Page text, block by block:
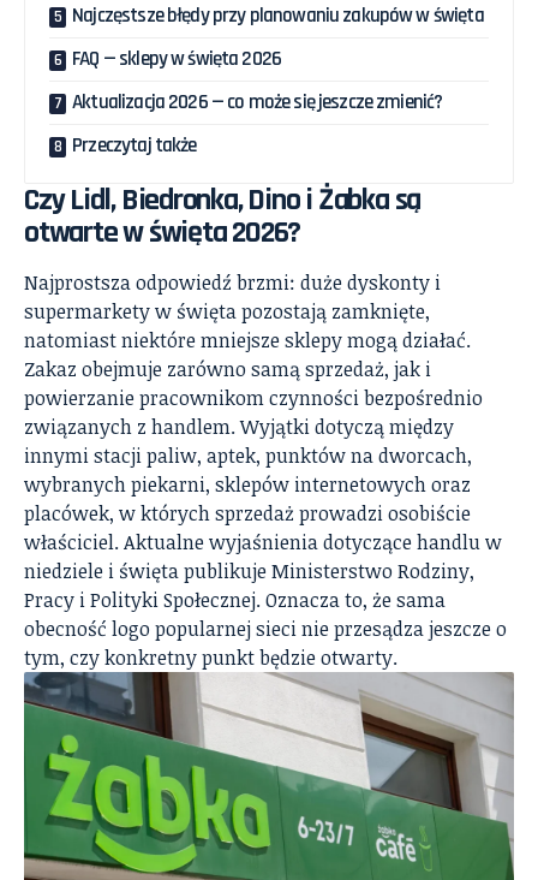
Najczęstsze błędy przy planowaniu zakupów w święta
FAQ — sklepy w święta 2026
Aktualizacja 2026 — co może się jeszcze zmienić?
Przeczytaj także
Czy Lidl, Biedronka, Dino i Żabka są
otwarte w święta 2026?
Najprostsza odpowiedź brzmi: duże dyskonty i
supermarkety w święta pozostają zamknięte,
natomiast niektóre mniejsze sklepy mogą działać.
Zakaz obejmuje zarówno samą sprzedaż, jak i
powierzanie pracownikom czynności bezpośrednio
związanych z handlem. Wyjątki dotyczą między
innymi stacji paliw, aptek, punktów na dworcach,
wybranych piekarni, sklepów internetowych oraz
placówek, w których sprzedaż prowadzi osobiście
właściciel. Aktualnewyjaśnienia dotyczące handlu w
niedziele i świętapublikuje Ministerstwo Rodziny,
Pracy i Polityki Społecznej. Oznacza to, że sama
obecność logo popularnej sieci nie przesądza jeszcze o
tym, czy konkretny punkt będzie otwarty.